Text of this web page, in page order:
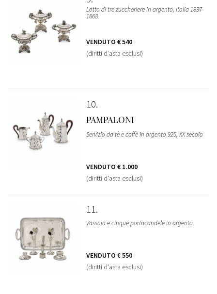
Lotto di tre zuccheriere in argento, Italia 1837-
1868
VENDUTO € 540
(diritti d'asta esclusi)
10
PAMPALONI
Servizio da tè e caffè in argento 925, XX secolo
VENDUTO € 1.000
(diritti d'asta esclusi)
11
Vassoio e cinque portacandele in argento
VENDUTO € 550
(diritti d'asta esclusi)